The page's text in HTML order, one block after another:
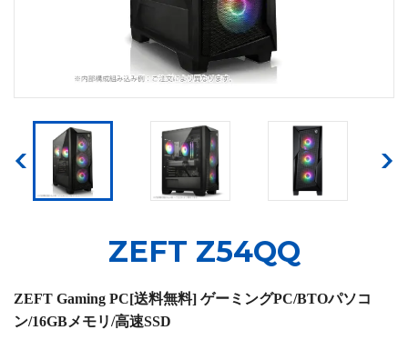
ZEFT Z54QQ
ZEFT Gaming PC[送料無料] ゲーミングPC/BTOパソコ
ン/16GBメモリ/高速SSD